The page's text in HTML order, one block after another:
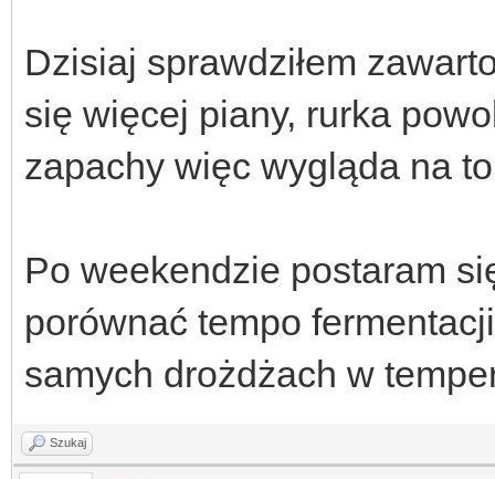
Dzisiaj sprawdziłem
się więcej piany, rurka
zapachy więc wygląda na
Po weekendzie postaram
porównać tempo
samych drożdżach w
Szukaj